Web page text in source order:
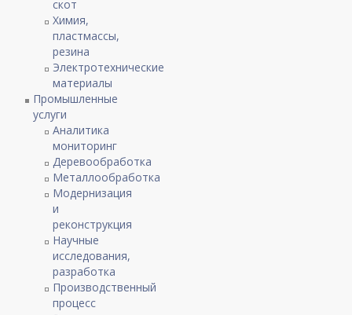
скот
Химия,
пластмассы,
резина
Электротехнические
материалы
Промышленные
услуги
Аналитика
мониторинг
Деревообработка
Металлообработка
Модернизация
и
реконструкция
Научные
исследования,
разработка
Производственный
процесс